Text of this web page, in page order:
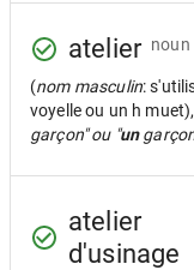
atelier noun
(nom masculin:
voyelle ou un h
garçon" ou "un
atelier
d'usinage